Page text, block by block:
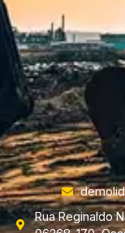
Rua Reginaldo